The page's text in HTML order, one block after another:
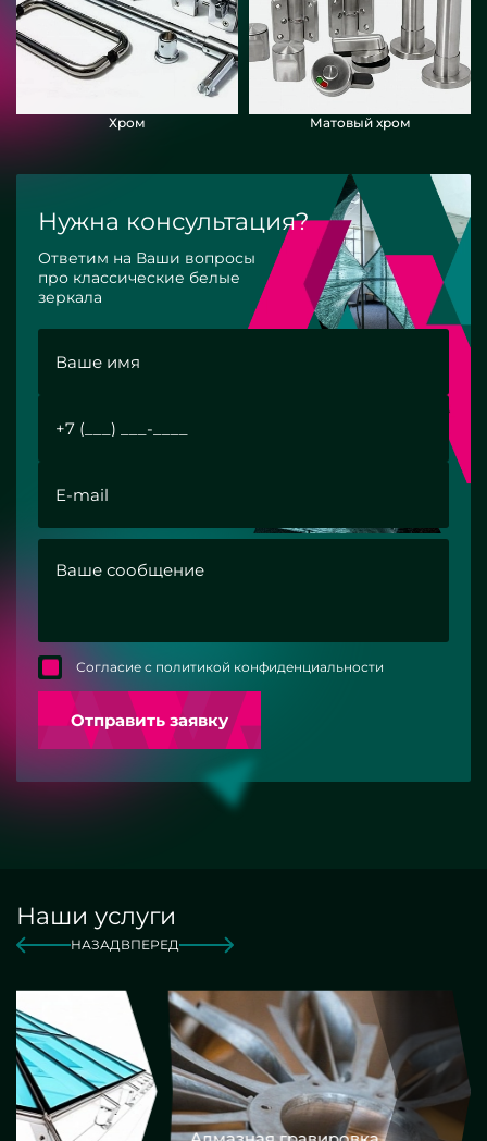
Хром Матовый хром
Нужна консультация?
Ответим на Ваши вопросы
про классические белые
зеркала
Согласие с политикой конфиденциальности
Отправить заявку
Наши услуги
НАЗАДВПЕРЕД